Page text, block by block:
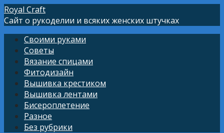
Перейти
к
Royal Craft
Сайт о рукоделии и всяких женских штучках
Своими руками
Советы
Вязание спицами
Фитодизайн
Вышивка крестиком
Вышивка лентами
Бисероплетение
Разное
Без рубрики